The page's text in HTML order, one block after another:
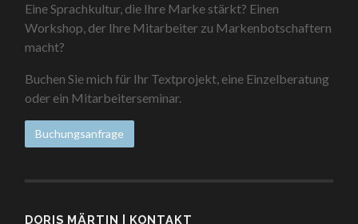
Eine Sprachkultur, die Ihre Marke stärkt? Einen
Workshop, der Ihre Mitarbeiter zu Markenbotschaftern
macht?
Buchen Sie mich für Ihr Textprojekt, eine Einzelberatung
oder ein Mitarbeiterseminar.
Buchungsanfrage
DORIS MÄRTIN | KONTAKT